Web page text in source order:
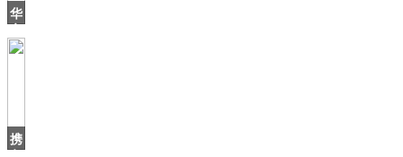
华
退
年，
之
携